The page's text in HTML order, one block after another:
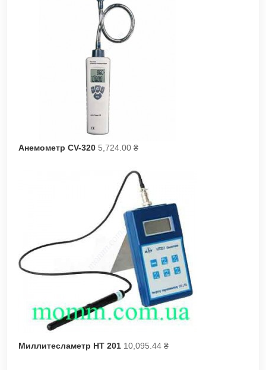
Анемометр CV-320 5,724.00 ₴
Миллитесламетр НТ 201 10,095.44 ₴